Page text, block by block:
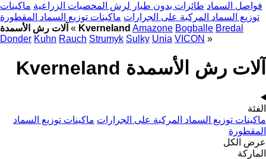
فواصل السماد طائرات بدون طيار لرش المخصبات الزراعية ماكينات
توزيع السماد المركبة على الجرارات ماكينات توزيع السماد المقطورة
» آلات رش الأسمدة Kverneland Amazone Bogballe Bredal
Donder Kuhn Rauch Strumyk Sulky Unia VICON »
آلات رش الأسمدة Kverneland
الفئة
ماكينات توزيع السماد المركبة على الجرارات ماكينات توزيع السماد
المقطورة
عرض الكل
الماركة